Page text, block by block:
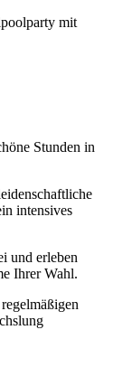
mit
Stunden in
intensives
und erleben
Ihrer Wahl.